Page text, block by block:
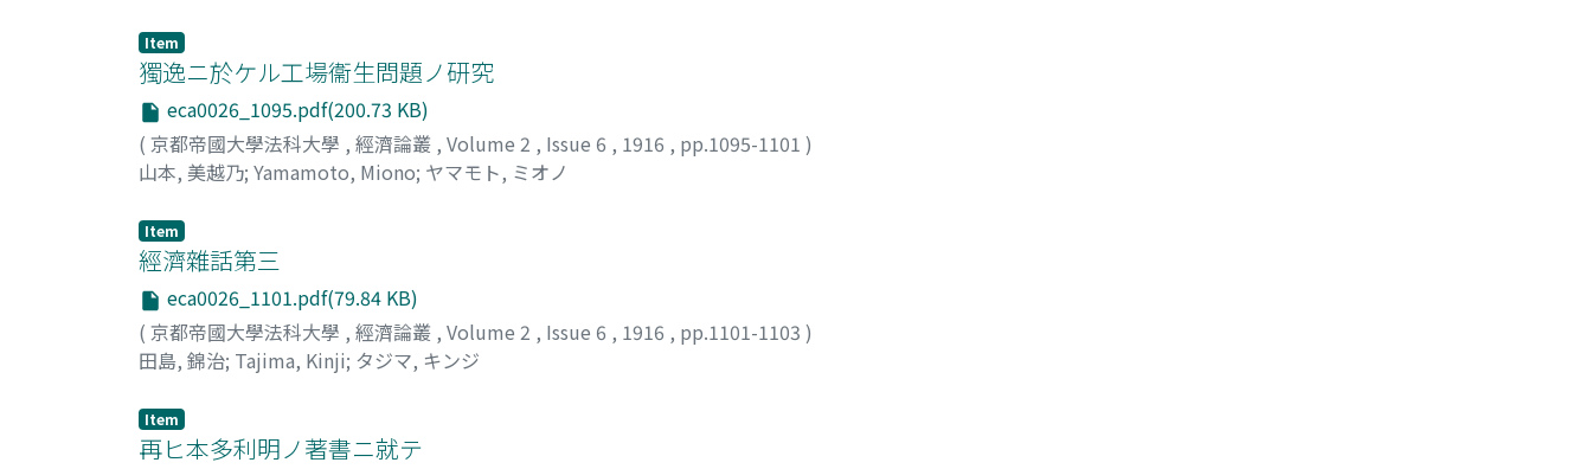
Item
獨逸ニ於ケル工場衞生問題ノ研究
eca0026_1095.pdf(200.73 KB)
( 京都帝國大學法科大學 , 經濟論叢 , Volume 2 , Issue 6 , 1916 , pp.1095-1101 )
山本, 美越乃; Yamamoto, Miono; ヤマモト, ミオノ
Item
經濟雜話第三
eca0026_1101.pdf(79.84 KB)
( 京都帝國大學法科大學 , 經濟論叢 , Volume 2 , Issue 6 , 1916 , pp.1101-1103 )
田島, 錦治; Tajima, Kinji; タジマ, キンジ
Item
再ヒ本多利明ノ著書ニ就テ